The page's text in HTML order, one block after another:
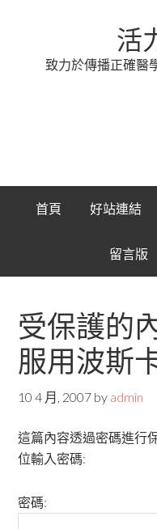
活
致力於傳播正確醫
首頁 好站連結
留言版
受保護的
服用波斯
10 4 月, 2007 by admin
這篇內容透過密碼進行
位輸入密碼:
密碼: